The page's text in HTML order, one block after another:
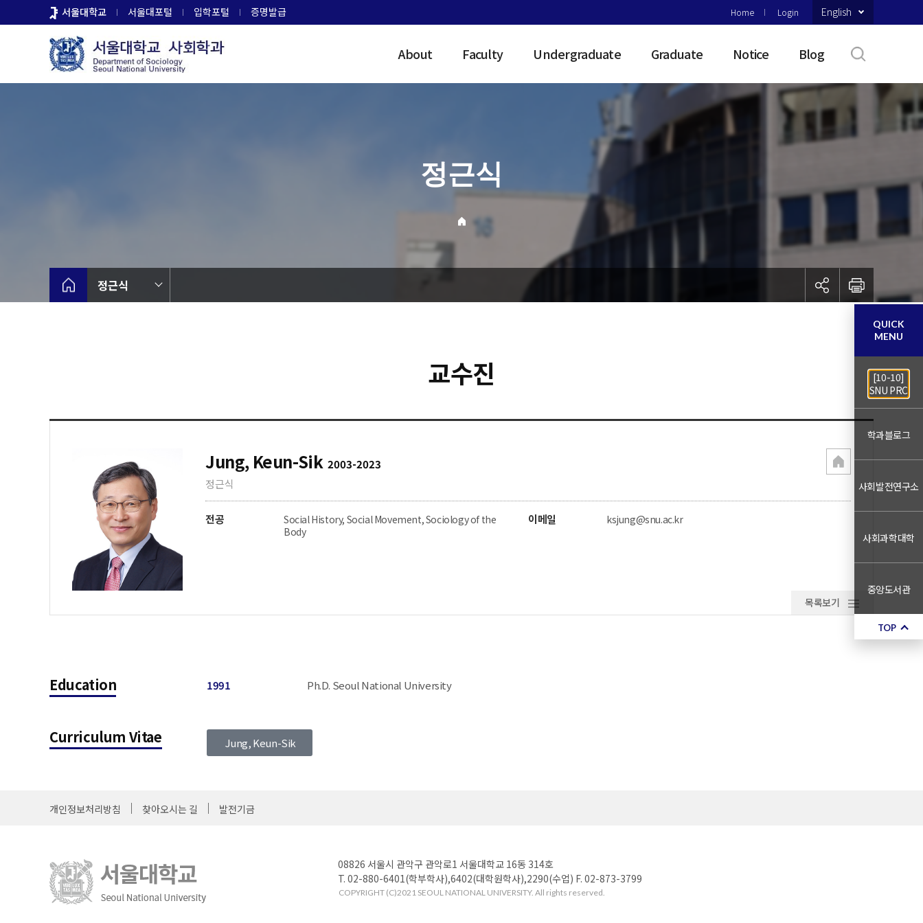
로
서울대학교 서울대포털 입학포털 증명발급 Home Login English
About Faculty Undergraduate Graduate Notice Blog
정근식
정근식
교수진
Jung, Keun-Sik 2003-2023
정근식
전공
Social History, Social Movement, Sociology of the
Body
이메일 ksjung@snu.ac.kr
목록보기
Education 1991 Ph.D. Seoul National University
Curriculum Vitae Jung, Keun-Sik
개인정보처리방침 찾아오시는 길 발전기금
08826 서울시 관악구 관악로1 서울대학교 16동 314호
T. 02-880-6401(학부학사),6402(대학원학사),2290(수업) F. 02-873-3799
COPYRIGHT (C)2021 SEOUL NATIONAL UNIVERSITY. All rights reserved.
QUICK
MENU
[10-10]
SNU PRC
학과블로그
사회발전연구소
사회과학대학
중앙도서관
TOP